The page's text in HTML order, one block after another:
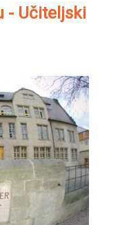
- Učiteljski